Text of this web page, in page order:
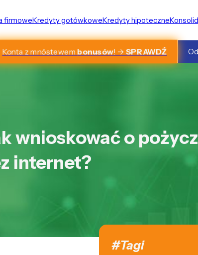
firmoweKredyty gotówkoweKredyty hipoteczne
Konta z mnóstewembonusów! -> SPRAWDŹ
wnioskować o
internet?
#Tagi